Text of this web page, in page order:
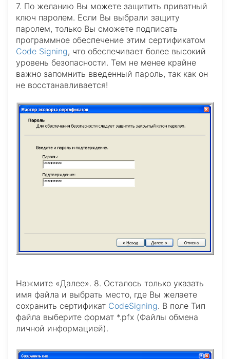
7. По желанию Вы можете защитить приватный
ключ паролем. Если Вы выбрали защиту
паролем, только Вы сможете подписать
программное обеспечение этим сертификатом
Code Signing, что обеспечивает более высокий
уровень безопасности. Тем не менее крайне
важно запомнить введенный пароль, так как он
не восстанавливается!
Нажмите «Далее». 8. Осталось только указать
имя файла и выбрать место, где Вы желаете
сохранить сертификат CodeSigning. В поле Тип
файла выберите формат *.pfx (Файлы обмена
личной информацией).